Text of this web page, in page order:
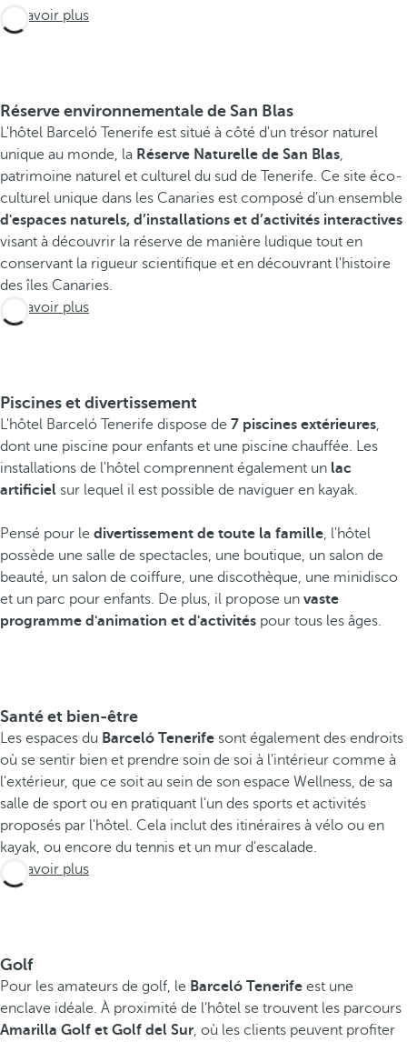
En savoir plus
Réserve environnementale de San Blas
L'hôtel Barceló Tenerife est situé à côté d'un trésor naturel
unique au monde, la Réserve Naturelle de San Blas,
patrimoine naturel et culturel du sud de Tenerife. Ce site éco-
culturel unique dans les Canaries est composé d'un ensemble
d'espaces naturels, d’installations et d’activités interactives
visant à découvrir la réserve de manière ludique tout en
conservant la rigueur scientifique et en découvrant l'histoire
des îles Canaries.
En savoir plus
Piscines et divertissement
L'hôtel Barceló Tenerife dispose de 7 piscines extérieures,
dont une piscine pour enfants et une piscine chauffée. Les
installations de l'hôtel comprennent également un lac
artificiel sur lequel il est possible de naviguer en kayak.
Pensé pour le divertissement de toute la famille, l'hôtel
possède une salle de spectacles, une boutique, un salon de
beauté, un salon de coiffure, une discothèque, une minidisco
et un parc pour enfants. De plus, il propose un vaste
programme d'animation et d'activités pour tous les âges.
Santé et bien-être
Les espaces du Barceló Tenerife sont également des endroits
où se sentir bien et prendre soin de soi à l'intérieur comme à
l'extérieur, que ce soit au sein de son espace Wellness, de sa
salle de sport ou en pratiquant l'un des sports et activités
proposés par l'hôtel. Cela inclut des itinéraires à vélo ou en
kayak, ou encore du tennis et un mur d'escalade.
En savoir plus
Golf
Pour les amateurs de golf, le Barceló Tenerife est une
enclave idéale. À proximité de l’hôtel se trouvent les parcours
Amarilla Golf et Golf del Sur, où les clients peuvent profiter